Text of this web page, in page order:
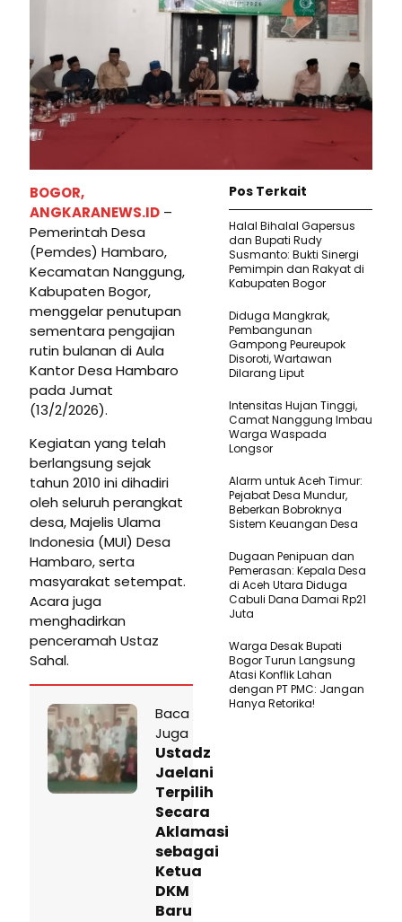
BOGOR,
ANGKARANEWS.ID –
Pemerintah Desa
(Pemdes) Hambaro,
Kecamatan Nanggung,
Kabupaten Bogor,
menggelar penutupan
sementara pengajian
rutin bulanan di Aula
Kantor Desa Hambaro
pada Jumat
(13/2/2026).
Kegiatan yang telah
berlangsung sejak
tahun 2010 ini dihadiri
oleh seluruh perangkat
desa, Majelis Ulama
Indonesia (MUI) Desa
Hambaro, serta
masyarakat setempat.
Acara juga
menghadirkan
penceramah Ustaz
Sahal.
Baca
Juga
Ustadz
Jaelani
Terpilih
Secara
Aklamasi
sebagai
Ketua
DKM
Baru
Pos Terkait
Halal Bihalal Gapersus
dan Bupati Rudy
Susmanto: Bukti Sinergi
Pemimpin dan Rakyat di
Kabupaten Bogor
Diduga Mangkrak,
Pembangunan
Gampong Peureupok
Disoroti, Wartawan
Dilarang Liput
Intensitas Hujan Tinggi,
Camat Nanggung Imbau
Warga Waspada
Longsor
Alarm untuk Aceh Timur:
Pejabat Desa Mundur,
Beberkan Bobroknya
Sistem Keuangan Desa
Dugaan Penipuan dan
Pemerasan: Kepala Desa
di Aceh Utara Diduga
Cabuli Dana Damai Rp21
Juta
Warga Desak Bupati
Bogor Turun Langsung
Atasi Konflik Lahan
dengan PT PMC: Jangan
Hanya Retorika!